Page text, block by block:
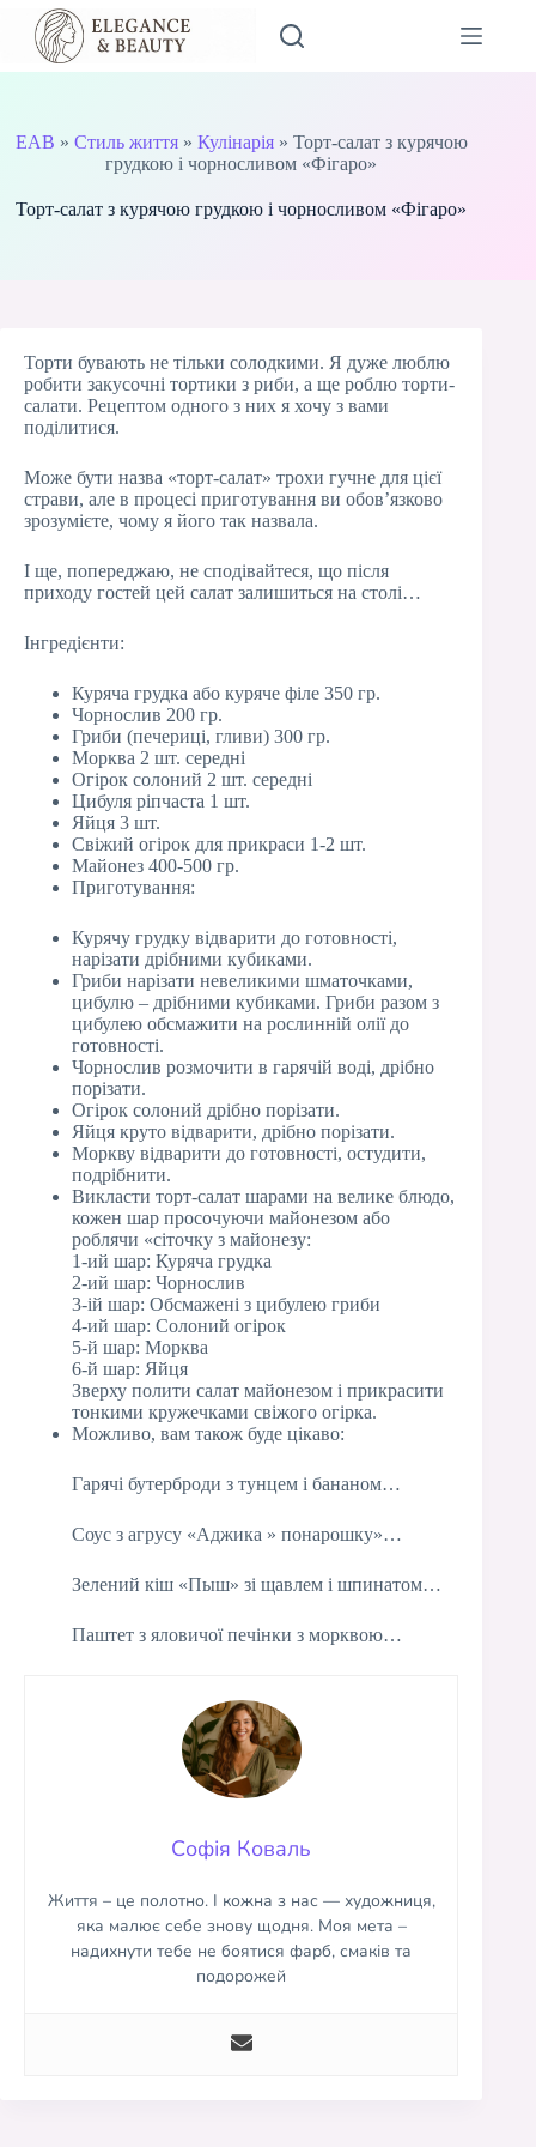
Перейти
вмісту
EAB » Стиль життя» Кулінарія» Торт-салат з курячою
грудкою і чорносливом «Фігаро»
Торт-салат з курячою грудкою і чорносливом «Фігаро»
Торти бувають не тільки солодкими. Я дуже люблю
робити закусочні тортики з риби, а ще роблю торти-
салати. Рецептом одного з них я хочу з вами
поділитися.
Може бути назва «торт-салат» трохи гучне для цієї
страви, але в процесі приготування ви обов’язково
зрозумієте, чому я його так назвала.
І ще, попереджаю, не сподівайтеся, що після
приходу гостей цей салат залишиться на столі…
Інгредієнти:
Куряча грудка або куряче філе 350 гр.
Чорнослив 200 гр.
Гриби (печериці, гливи) 300 гр.
Морква 2 шт. середні
Огірок солоний 2 шт. середні
Цибуля ріпчаста 1 шт.
Яйця 3 шт.
Свіжий огірок для прикраси 1-2 шт.
Майонез 400-500 гр.
Приготування:
Курячу грудку відварити до готовності,
нарізати дрібними кубиками.
Гриби нарізати невеликими шматочками,
цибулю – дрібними кубиками. Гриби разом з
цибулею обсмажити на рослинній олії до
готовності.
Чорнослив розмочити в гарячій воді, дрібно
порізати.
Огірок солоний дрібно порізати.
Яйця круто відварити, дрібно порізати.
Моркву відварити до готовності, остудити,
подрібнити.
Викласти торт-салат шарами на велике блюдо,
кожен шар просочуючи майонезом або
роблячи «сіточку з майонезу:
1-ий шар: Куряча грудка
2-ий шар: Чорнослив
3-ій шар: Обсмажені з цибулею гриби
4-ий шар: Солоний огірок
5-й шар: Морква
6-й шар: Яйця
Зверху полити салат майонезом і прикрасити
тонкими кружечками свіжого огірка.
Можливо, вам також буде цікаво:
Гарячі бутерброди з тунцем і бананом…
Соус з агрусу «Аджика » понарошку»…
Зелений кіш «Пыш» зі щавлем і шпинатом…
Паштет з яловичої печінки з морквою…
Софія Коваль
Життя – це полотно. І кожна з нас — художниця,
яка малює себе знову щодня. Моя мета –
надихнути тебе не боятися фарб, смаків та
подорожей